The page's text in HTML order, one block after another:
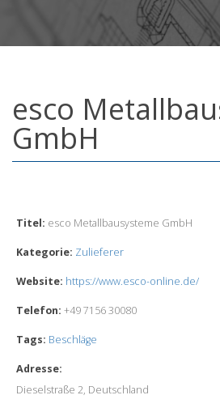
esco
GmbH
Titel: esco Metallbausysteme GmbH
Kategorie: Zulieferer
Website: https://www.esco-online.de/
Telefon: +49 7156 30080
Tags: Beschläge
Adresse:
Dieselstraße 2, Deutschland